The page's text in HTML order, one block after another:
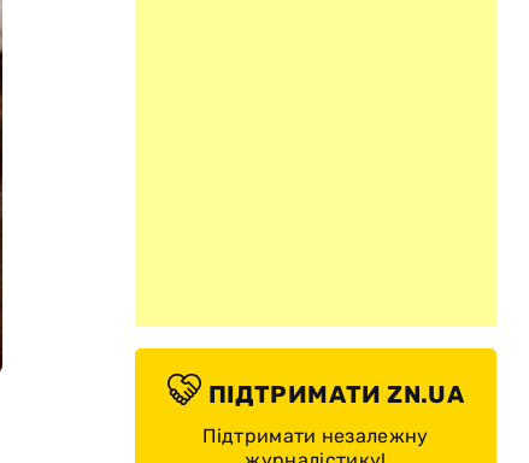
ПІДТРИМАТИ ZN.UA
Підтримати незалежну